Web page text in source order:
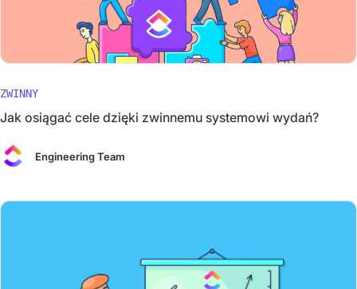
ZWINNY
Jak osiągać cele dzięki zwinnemu systemowi wydań?
Engineering Team